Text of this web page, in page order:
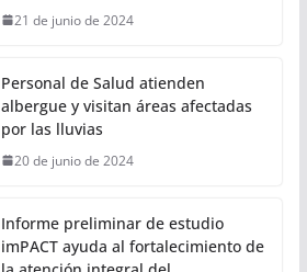
21 de junio de 2024
Personal de Salud atienden
albergue y visitan áreas afectadas
por las lluvias
20 de junio de 2024
Informe preliminar de estudio
imPACT ayuda al fortalecimiento de